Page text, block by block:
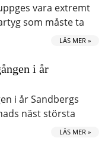
vara extremt
som måste ta
LÄS MER »
i år
i år Sandbergs
näst största
LÄS MER »